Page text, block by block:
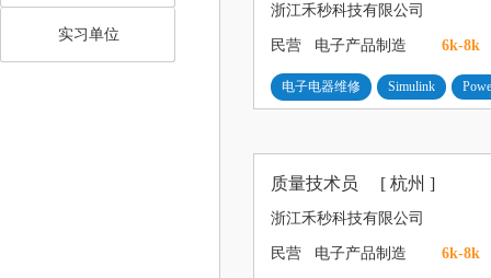
实习单位
浙江禾秒科技有限公司
民营 电子产品制造 6k-8k
电子电器维修 Simulink
质量技术员 [ 杭州 ]
浙江禾秒科技有限公司
民营 电子产品制造 6k-8k